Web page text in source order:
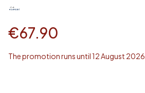
€67.90
The promotion runs until 12 August 2026